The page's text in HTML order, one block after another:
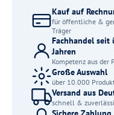
Kauf auf
für öffentliche &
Träger
Fachhandel seit
Jahren
Kompetenz aus der
Große Auswahl
über 10.000
Versand aus
schnell &